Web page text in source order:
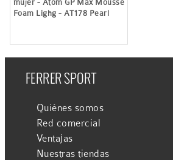
mujer - Atom GP Max Mousse
Foam Lighg - AT178 Pearl
FERRER SPORT
Quiénes somos
Red comercial
Ventajas
Nuestras tiendas